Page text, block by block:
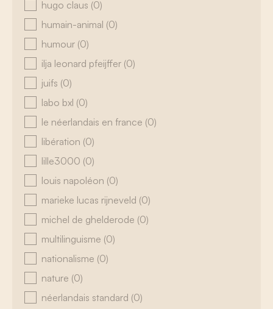
hugo claus (0)
humain-animal (0)
humour (0)
ilja leonard pfeijffer (0)
juifs (0)
labo bxl (0)
le néerlandais en france (0)
libération (0)
lille3000 (0)
louis napoléon (0)
marieke lucas rijneveld (0)
michel de ghelderode (0)
multilinguisme (0)
nationalisme (0)
nature (0)
néerlandais standard (0)